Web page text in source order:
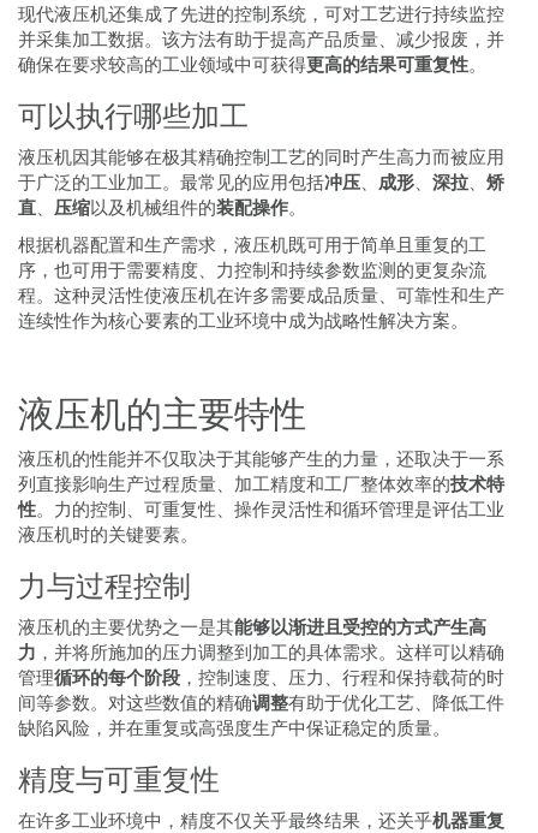
现代液压机还集成了先进的控制系统，可对工艺进行持续监控
并采集加工数据。该方法有助于提高产品质量、减少报废，并
确保在要求较高的工业领域中可获得更高的结果可重复性。
可以执行哪些加工
液压机因其能够在极其精确控制工艺的同时产生高力而被应用
于广泛的工业加工。最常见的应用包括冲压 成形 深拉
矫
直
压缩以及机械组件的装配操作。
根据机器配置和生产需求，液压机既可用于简单且重复的工
序，也可用于需要精度、力控制和持续参数监测的更复杂流
程。这种灵活性使液压机在许多需要成品质量、可靠性和生产
连续性作为核心要素的工业环境中成为战略性解决方案。
液压机的主要特性
液压机的性能并不仅取决于其能够产生的力量，还取决于一系
列直接影响生产过程质量、加工精度和工厂整体效率的技术特
性。力的控制、可重复性、操作灵活性和循环管理是评估工业
液压机时的关键要素。
力与过程控制
液压机的主要优势之一是其能够以渐进且受控的方式产生高
力 ，并将所施加的压力调整到加工的具体需求。这样可以精确
管理循环的每个阶段 ，控制速度、压力、行程和保持载荷的时
间等参数。对这些数值的精确调整有助于优化工艺、降低工件
缺陷风险，并在重复或高强度生产中保证稳定的质量。
精度与可重复性
在许多工业环境中，精度不仅关乎最终结果，还关乎机器重复